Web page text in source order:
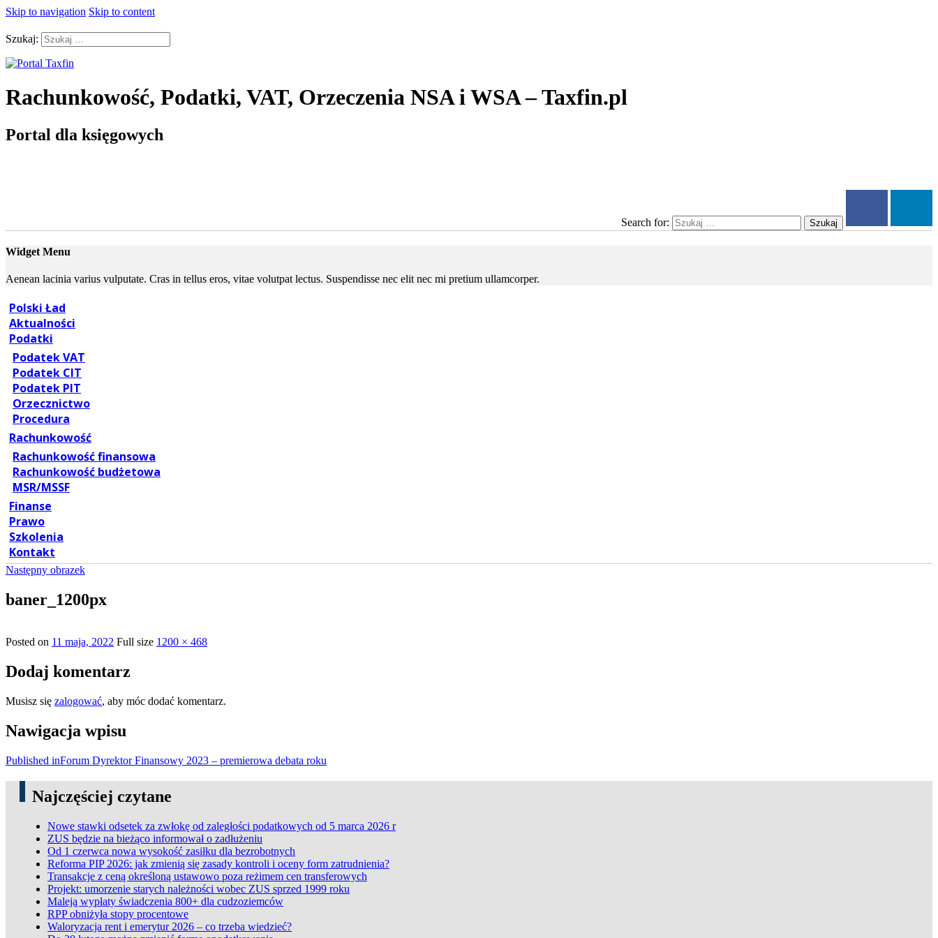
Skip to navigation Skip to content
Szukaj:
Rachunkowość, Podatki, VAT, Orzeczenia NSA i WSA – Taxfin.pl
Portal dla księgowych
Search for: Szukaj
Widget Menu
Aenean lacinia varius vulputate. Cras in tellus eros, vitae volutpat lectus. Suspendisse nec elit nec mi pretium ullamcorper.
Polski Ład
Aktualności
Podatki
Podatek VAT
Podatek CIT
Podatek PIT
Orzecznictwo
Procedura
Rachunkowość
Rachunkowość finansowa
Rachunkowość budżetowa
MSR/MSSF
Finanse
Prawo
Szkolenia
Kontakt
Następny obrazek
baner_1200px
Posted on 11 maja, 2022 Full size 1200 × 468
Dodaj komentarz
Musisz się zalogować, aby móc dodać komentarz.
Nawigacja wpisu
Published inForum Dyrektor Finansowy 2023 – premierowa debata roku
Najczęściej czytane
Nowe stawki odsetek za zwłokę od zaległości podatkowych od 5 marca 2026 r
ZUS będzie na bieżąco informował o zadłużeniu
Od 1 czerwca nowa wysokość zasiłku dla bezrobotnych
Reforma PIP 2026: jak zmienią się zasady kontroli i oceny form zatrudnienia?
Transakcje z ceną określoną ustawowo poza reżimem cen transferowych
Projekt: umorzenie starych należności wobec ZUS sprzed 1999 roku
Maleją wypłaty świadczenia 800+ dla cudzoziemców
RPP obniżyła stopy procentowe
Waloryzacja rent i emerytur 2026 – co trzeba wiedzieć?